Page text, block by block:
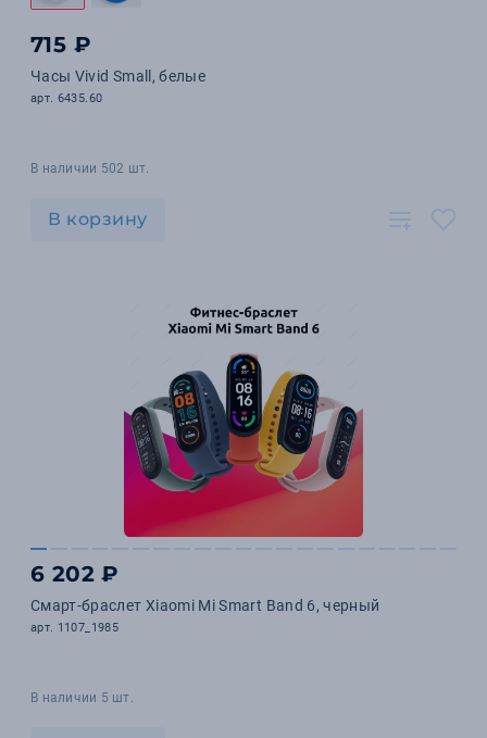
715 ₽
Часы Vivid Small, белые
арт. 6435.60
В наличии 502 шт.
В корзину
6 202 ₽
Смарт-браслет Xiaomi Mi Smart Band 6, черный
арт. 1107_1985
В наличии 5 шт.